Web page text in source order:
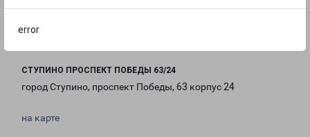
error
СТУПИНО ПРОСПЕКТ ПОБЕДЫ 63/24
город Ступино, проспект Победы, 63 корпус 24
на карте